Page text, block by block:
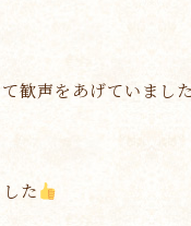
歓声をあげていまし
た